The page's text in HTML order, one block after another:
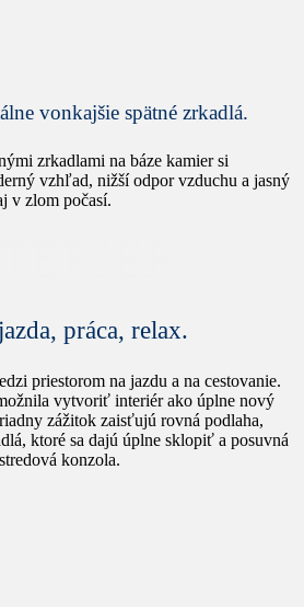
vonkajšie spätné zrkadlá.
zrkadlami na báze kamier si
vzhľad, nižší odpor vzduchu a jasný
v zlom počasí.
práca, relax.
priestorom na jazdu a na cestovanie.
vytvoriť interiér ako úplne nový
zážitok zaisťujú rovná podlaha,
ktoré sa dajú úplne sklopiť a posuvná
stredová konzola.